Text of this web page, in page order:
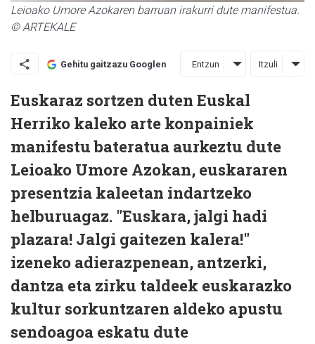
Leioako Umore Azokaren barruan irakurri dute manifestua.
© ARTEKALE
Gehitu gaitzazu Googlen Entzun Itzuli
Euskaraz sortzen duten Euskal
Herriko kaleko arte konpainiek
manifestu bateratua aurkeztu dute
Leioako Umore Azokan, euskararen
presentzia kaleetan indartzeko
helburuagaz. "Euskara, jalgi hadi
plazara! Jalgi gaitezen kalera!"
izeneko adierazpenean, antzerki,
dantza eta zirku taldeek euskarazko
kultur sorkuntzaren aldeko apustu
sendoagoa eskatu dute